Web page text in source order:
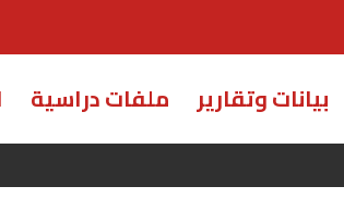
بيانات وتقارير ملفات دراسية